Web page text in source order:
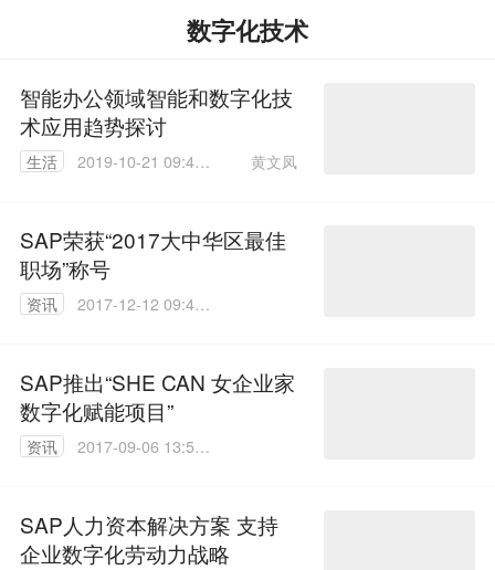
数字化技术
智能办公领域智能和数字化技
术应用趋势探讨
生活
2019-10-21 09:48:
黄文凤
SAP荣获“2017大中华区最佳
职场”称号
资讯
2017-12-12 09:42:
SAP推出“SHE CAN 女企业家
数字化赋能项目”
资讯
2017-09-06 13:55:
SAP人力资本解决方案 支持
企业数字化劳动力战略